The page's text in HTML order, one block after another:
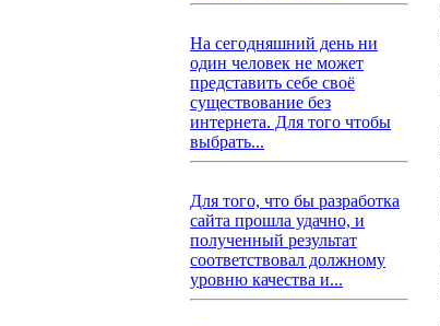
На сегодняшний день ни
один человек не может
представить себе своё
существование без
интернета. Для того чтобы
выбрать...
Для того, что бы разработка
сайта прошла удачно, и
полученный результат
соответствовал должному
уровню качества и...